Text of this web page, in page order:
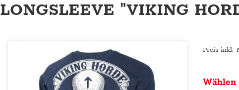
LONGSLEEVE "VIKING
Preis inkl.